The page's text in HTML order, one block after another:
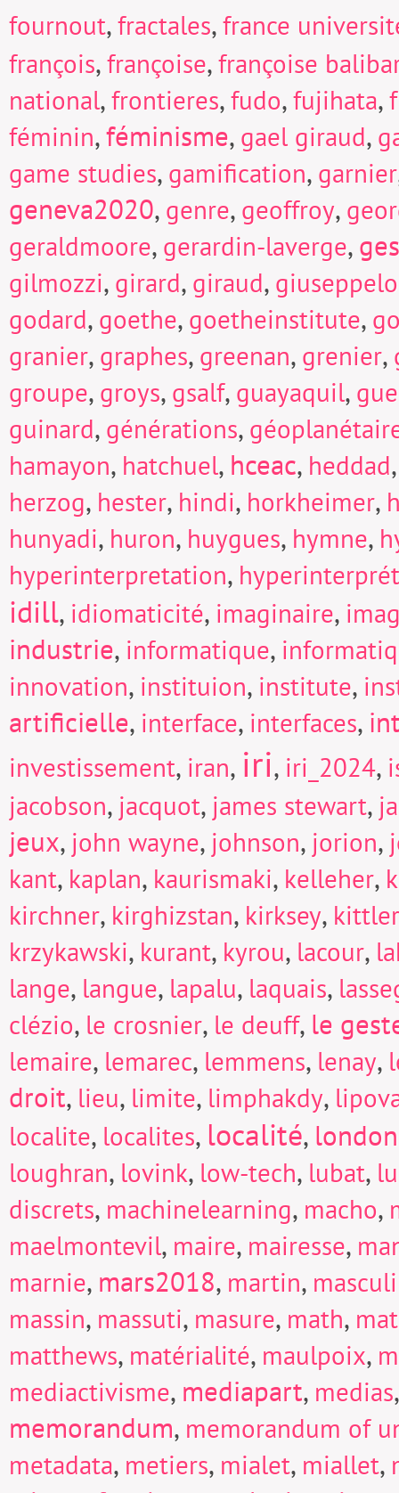
fournout,fractales,france
françois,françoise,françoise
national,frontieres,fudo,fujihata,
féminin,féminisme, gael giraud,
game studies, gamification, garnier
geneva2020, genre, geoffroy,
geraldmoore, gerardin-laverge,
gilmozzi, girard, giraud,
godard, goethe, goetheinstitute,
granier, graphes, greenan, grenier,
groupe, groys, gsalf, guayaquil,
guinard, générations,
hamayon, hatchuel, hceac, heddad
herzog, hester, hindi, horkheimer,
hunyadi, huron, huygues, hymne,
hyperinterpretation,
idill, idiomaticité, imaginaire,
industrie, informatique,
innovation, instituion, institute,
artificielle, interface, interfaces,
investissement, iran, iri, iri_2024,
jacobson, jacquot, james stewart,
jeux, john wayne, johnson, jorion,
kant, kaplan, kaurismaki, kelleher,
kirchner, kirghizstan, kirksey, kittler
krzykawski, kurant, kyrou, lacour,
lange, langue, lapalu, laquais,
clézio, le crosnier, le deuff, le
lemaire, lemarec, lemmens, lenay,
droit, lieu, limite, limphakdy,
localite, localites, localité, london
loughran, lovink, low-tech, lubat,
discrets, machinelearning, macho,
maelmontevil, maire, mairesse,
marnie, mars2018, martin,
massin, massuti, masure, math,
matthews, matérialité, maulpoix,
mediactivisme, mediapart, medias
memorandum, memorandum of
metadata, metiers, mialet, miallet,